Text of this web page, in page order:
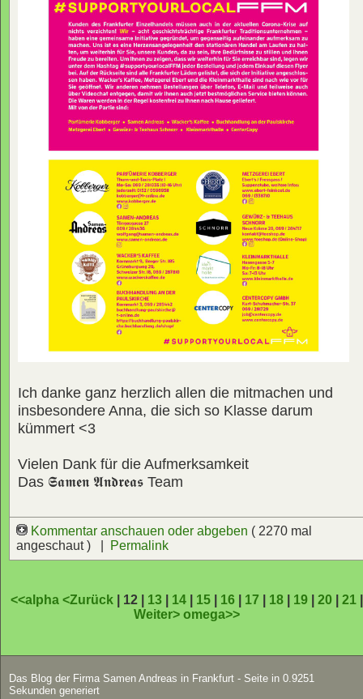
Ich danke ganz herzlich allen die mitmachen und
insbesondere Anna, die sich so Klasse darum
kümmert <3
Vielen Dank für die Aufmerksamkeit
Das 𝕾𝖆𝖒𝖊𝖓 𝕬𝖓𝖉𝖗𝖊𝖆𝖘 Team
Kommentar anschauen oder abgeben ( 2270 mal
angeschaut ) |
Permalink
<<alpha<Zurück | 12 | 13 14 15 16 17 18 19 |20 |21
Weiter>omega>>
Das Blog der Firma Samen Andreas in Frankfurt - Seite in 0.9251
Sekunden generiert